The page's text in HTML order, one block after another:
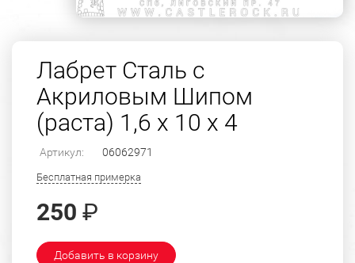
Лабрет Сталь с
Акриловым Шипом
(раста) 1,6 х 10 х 4
Артикул: 06062971
Бесплатная примерка
250 ₽
Добавить в корзину